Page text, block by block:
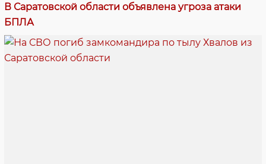
В Саратовской области объявлена угроза атаки
БПЛА